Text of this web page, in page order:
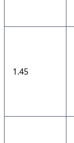
1.45